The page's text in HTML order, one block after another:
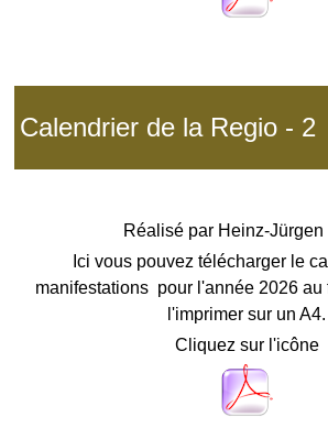
Calendrier de la Regio - 2
Réalisé par Heinz-Jürgen
Ici vous pouvez télécharger le
manifestations pour l'année 2026 au
l'imprimer sur un A4.
Cliquez sur l'icône